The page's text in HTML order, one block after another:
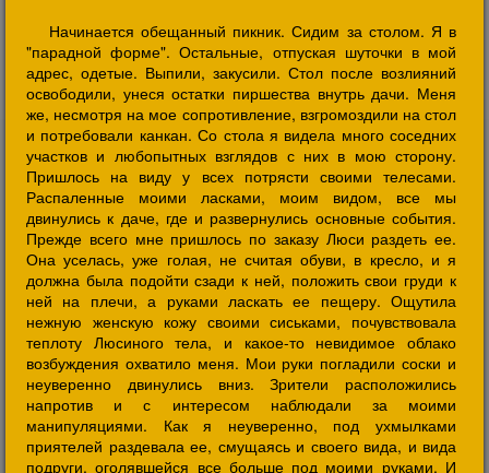
Начинается обещанный пикник. Сидим за столом. Я в
"парадной форме". Остальные, отпуская шуточки в мой
адрес, одетые. Выпили, закусили. Стол после возлияний
освободили, унеся остатки пиршества внутрь дачи. Меня
же, несмотря на мое сопротивление, взгромоздили на стол
и потребовали канкан. Со стола я видела много соседних
участков и любопытных взглядов с них в мою сторону.
Пришлось на виду у всех потрясти своими телесами.
Распаленные моими ласками, моим видом, все мы
двинулись к даче, где и развернулись основные события.
Прежде всего мне пришлось по заказу Люси раздеть ее.
Она уселась, уже голая, не считая обуви, в кресло, и я
должна была подойти сзади к ней, положить свои груди к
ней на плечи, а руками ласкать ее пещеру. Ощутила
нежную женскую кожу своими сиськами, почувствовала
теплоту Люсиного тела, и какое-то невидимое облако
возбуждения охватило меня. Мои руки погладили соски и
неуверенно двинулись вниз. Зрители расположились
напротив и с интересом наблюдали за моими
манипуляциями. Как я неуверенно, под ухмылками
приятелей раздевала ее, смущаясь и своего вида, и вида
подруги, оголявшейся все больше под моими руками. И